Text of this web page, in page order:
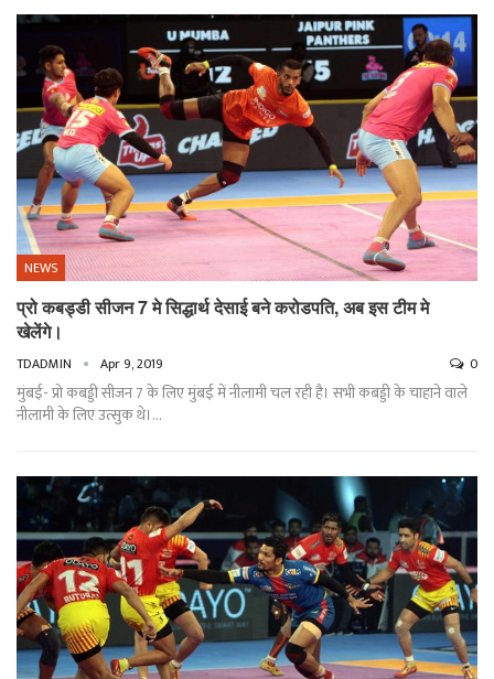
NEWS
प्रो कबड्डी सीजन 7 मे सिद्धार्थ देसाई बने करोडपति, अब इस टीम मे
खेलेंगे।
TDADMIN Apr 9, 2019 0
मुंबई- प्रो कबड्डी सीजन 7 के लिए मुंबई में नीलामी चल रही है। सभी कबड्डी के चाहाने वाले
नीलामी के लिए उत्सुक थे।…